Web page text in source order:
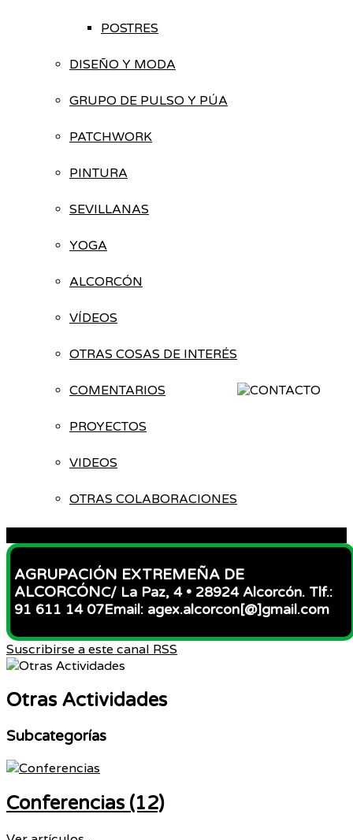
POSTRES
DISEÑO Y MODA
GRUPO DE PULSO Y PÚA
PATCHWORK
PINTURA
SEVILLANAS
YOGA
ALCORCÓN
VÍDEOS
OTRAS COSAS DE INTERÉS
COMENTARIOS
PROYECTOS
VIDEOS
OTRAS COLABORACIONES
AGRUPACIÓN EXTREMEÑA DE
ALCORCÓNC/ La Paz, 4 • 28924 Alcorcón. Tlf.:
91 611 14 07Email: agex.alcorcon[@]gmail.com
Suscribirse a este canal RSS
Otras Actividades
Subcategorías
Conferencias (12)